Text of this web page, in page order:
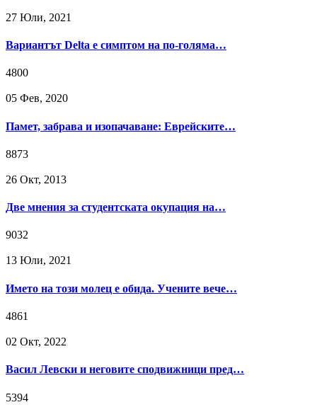
27 Юли, 2021
Вариантът Delta е симптом на по-голяма…
4800
05 Фев, 2020
Памет, забрава и изопачаване: Еврейските…
8873
26 Окт, 2013
Две мнения за студентската окупация на…
9032
13 Юли, 2021
Името на този молец е обида. Учените вече…
4861
02 Окт, 2022
Васил Левски и неговите сподвижници пред…
5394